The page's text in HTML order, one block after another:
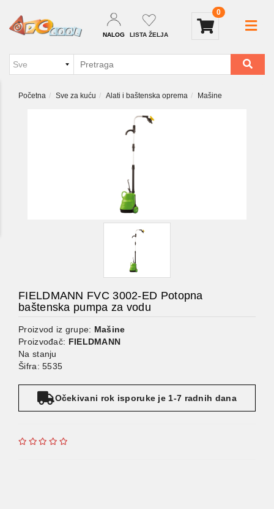
NALOG LISTA ŽELJA
0
Početna Sve za kuću Alati i baštenska oprema Mašine
FIELDMANN FVC 3002-ED Potopna
baštenska pumpa za vodu
Proizvod iz grupe: Mašine
Proizvođač: FIELDMANN
Na stanju
Šifra: 5535
Očekivani rok isporuke je 1-7 radnih dana